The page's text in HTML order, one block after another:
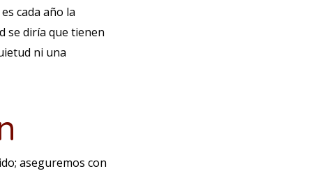
es cada año la
se diría que tienen
ni una
aseguremos con